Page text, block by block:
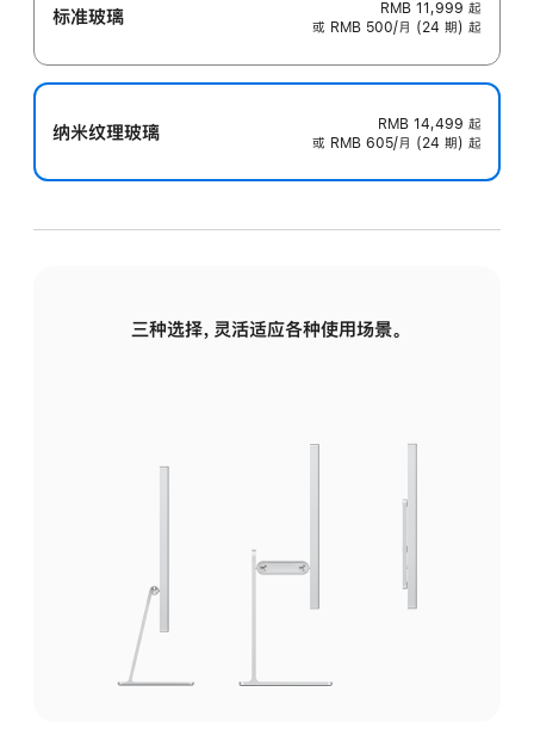
标准玻璃 RMB 11,999 起
或 RMB 500/月 (24 期) 起
纳米纹理玻璃 RMB 14,499 起
或 RMB 605/月 (24 期) 起
三种选择，灵活适应各种使用场景。